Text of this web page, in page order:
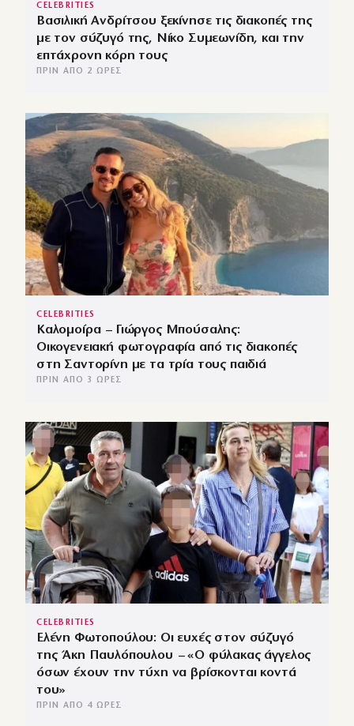
CELEBRITIES
Βασιλική Ανδρίτσου ξεκίνησε τις διακοπές της
με τον σύζυγό της, Νίκο Συμεωνίδη, και την
επτάχρονη κόρη τους
ΠΡΙΝ ΑΠΌ 2 ΏΡΕΣ
CELEBRITIES
Καλομοίρα – Γιώργος Μπούσαλης:
Οικογενειακή φωτογραφία από τις διακοπές
στη Σαντορίνη με τα τρία τους παιδιά
ΠΡΙΝ ΑΠΌ 3 ΏΡΕΣ
CELEBRITIES
Ελένη Φωτοπούλου: Οι ευχές στον σύζυγό
της Άκη Παυλόπουλου – «Ο φύλακας άγγελος
όσων έχουν την τύχη να βρίσκονται κοντά
του»
ΠΡΙΝ ΑΠΌ 4 ΏΡΕΣ